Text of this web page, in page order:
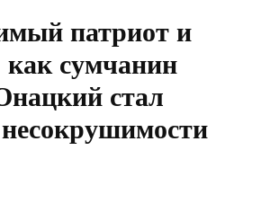
патриот и
сумчанин
стал